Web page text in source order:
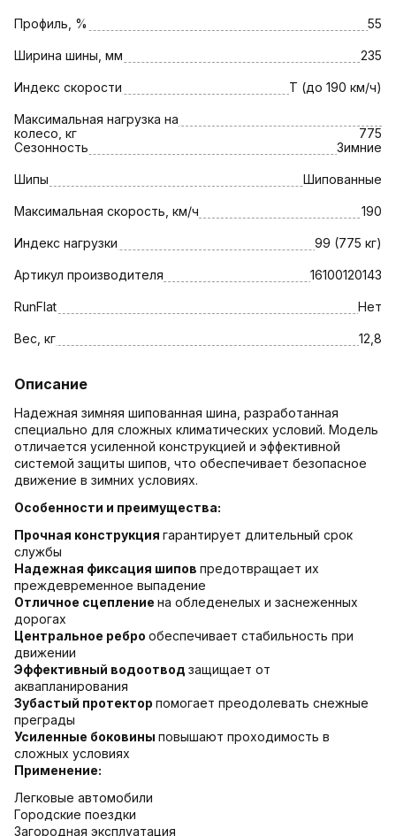
Профиль, % 55
Ширина шины, мм 235
Индекс скорости T (до 190 км/ч)
Максимальная нагрузка на
колесо, кг
775
Сезонность
Зимние
Шипы Шипованные
Максимальная скорость, км/ч 190
Индекс нагрузки 99 (775 кг)
Артикул производителя 16100120143
RunFlat Нет
Вес, кг 12,8
Описание
Надежная зимняя шипованная шина, разработанная
специально для сложных климатических условий. Модель
отличается усиленной конструкцией и эффективной
системой защиты шипов, что обеспечивает безопасное
движение в зимних условиях.
Особенности и преимущества:
Прочная конструкция гарантирует длительный срок
службы
Надежная фиксация шипов предотвращает их
преждевременное выпадение
Отличное сцепление на обледенелых и заснеженных
дорогах
Центральное ребро обеспечивает стабильность при
движении
Эффективный водоотвод защищает от
аквапланирования
Зубастый протектор помогает преодолевать снежные
преграды
Усиленные боковины повышают проходимость в
сложных условиях
Применение:
Легковые автомобили
Городские поездки
Загородная эксплуатация